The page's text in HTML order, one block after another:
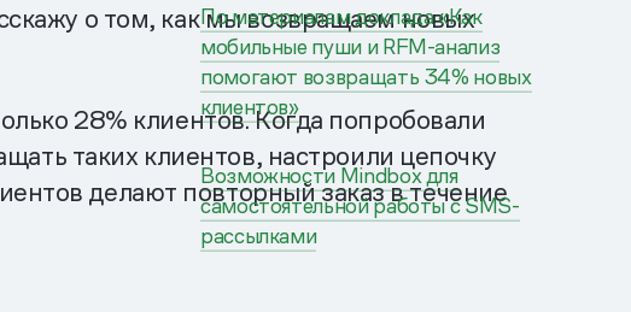
По материалам доклада «Как
мобильные пуши и RFM-анализ
помогают возвращать 34% новых
клиентов»
Возможности Mindbox для
самостоятельной работы с SMS-
рассылками
о том, как мы возвращаем новых
28% клиентов. Когда попробовали
таких клиентов, настроили цепочку
делают повторный заказ в течение